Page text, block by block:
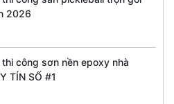
2026
công sơn nền epoxy nhà
TÍN SỐ #1